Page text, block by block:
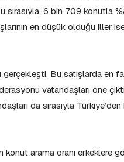
sırasıyla, 6 bin 709 konutla
en düşük olduğu iller
gerçekleşti. Bu satışlarda en
vatandaşları öne
da sırasıyla
konut arama oranı erkeklere